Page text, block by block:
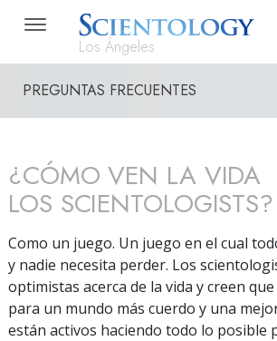
Los Ángeles
PREGUNTAS FRECUENTES
¿CÓMO VEN LA VIDA
LOS SCIENTOLOGISTS?
Como un juego. Un juego en el cual
y nadie necesita perder. Los
optimistas acerca de la vida y creen
para un mundo más cuerdo y una
están activos haciendo todo lo posible